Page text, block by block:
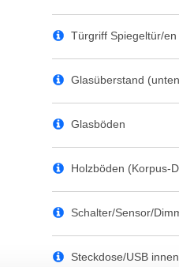
Türgriff Spiegeltür/en
Glasüberstand
Glasböden
Holzböden (Korpus-
Schalter/Sensor/
Steckdose/USB innen